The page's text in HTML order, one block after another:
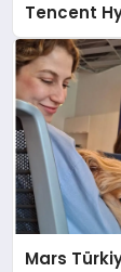
Tencent
Mars